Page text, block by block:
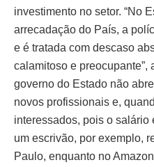
investimento no setor. “No
arrecadação do País, a
e é tratada com descaso
calamitoso e preocupante”,
governo do Estado não
novos profissionais e,
interessados, pois o salário
um escrivão, por exemplo,
Paulo, enquanto no